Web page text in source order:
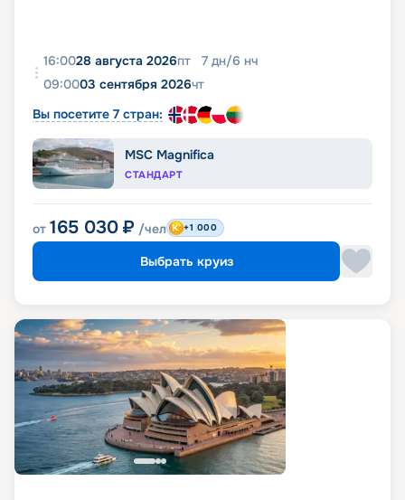
16:0028 августа 2026пт 7 дн/6 нч
09:0003 сентября 2026чт
Вы посетите 7 стран:
MSC Magnifica
СТАНДАРТ
от 165 030 ₽ /чел +1 000
Выбрать круиз